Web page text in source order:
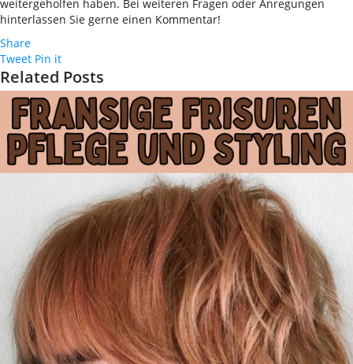
weitergeholfen haben. Bei weiteren Fragen oder Anregungen
hinterlassen Sie gerne einen Kommentar!
Share
Tweet Pin it
Related Posts